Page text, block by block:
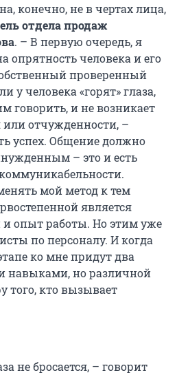
конечно, не в чертах лица,
отдела продаж
. – В первую очередь, я
человека и его
проверенный
у человека «горят» глаза,
говорить, и не возникает
отчужденности, –
успех. Общение должно
– это и есть
мой метод к тем
является
и опыт работы. Но этим уже
по персоналу. И когда
ко мне придут два
навыками, но различной
того, кто вызывает
не бросается, – говорит